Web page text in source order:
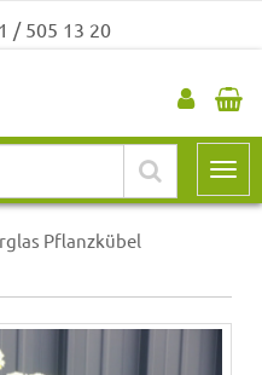
/ 505 13 20
Pflanzkübel